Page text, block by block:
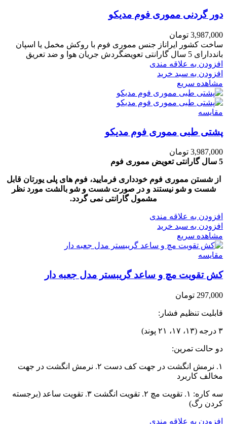
دور گردنی مموری فوم مدیکو
3,987,000 تومان
ساخت کشور ایراناز جنس مموری فوم با روکش مخمل یا اسپان
بانددارای 5 سال گارانتی تعویضگردش جریان هوا و ضد تعریق
افزودن به علاقه مندی
افزودن به سبد خرید
مشاهده سریع
مقایسه
پشتی طبی مموری فوم مدیکو
3,987,000 تومان
5 سال گارانتی تعویض مموری فوم
از شستن مموری فوم خودداری فرمایید، فوم های پلی یورتان قابل
شست و شو نیستند و در صورت شست و شو بالشت مورد نظر
مشمول گارانتی نمی گردد.
افزودن به علاقه مندی
افزودن به سبد خرید
مشاهده سریع
مقایسه
کش تقویت مچ و ساعد گریبستر مدل جعبه دار
297,000 تومان
قابلیت تنظیم فشار:
۳ درجه (۱۳، ۱۷، ۲۱ پوند)
دو حالت تمرین:
۱. نرمش انگشت در جهت کف دست ۲. نرمش انگشت در جهت
مخالف کاربرد
سه کاره: ۱. تقویت مچ ۲. تقویت انگشت ۳. تقویت ساعد (برجسته
کردن رگ)
افزودن به علاقه مندی